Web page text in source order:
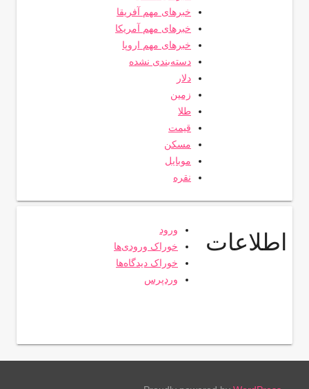
خبرهای مهم آفریقا
خبرهای مهم آمریکا
خبرهای مهم اروپا
دسته‌بندی نشده
دلار
زمین
طلا
قیمت
مسکن
موبایل
نقره
اطلاعات
ورود
خوراک ورودی‌ها
خوراک دیدگاه‌ها
وردپرس